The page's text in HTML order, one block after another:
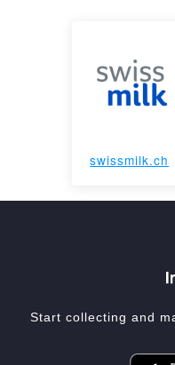
swissmilk.ch
Start collecting and